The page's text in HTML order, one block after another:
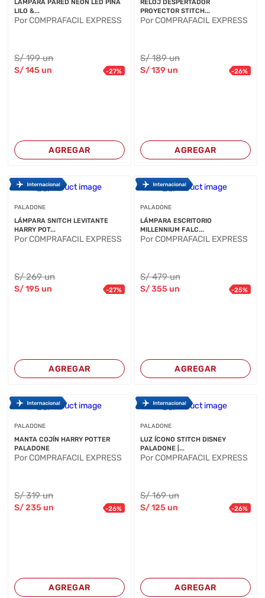
LÁMPARA PARED NEÓN LED PIÑA
LILO &...
Por COMPRAFACIL EXPRESS
S/199 un
S/145 un -27%
AGREGAR
RELOJ DESPERTADOR
PROYECTOR STITCH...
Por COMPRAFACIL EXPRESS
S/189 un
S/139 un -26%
AGREGAR
PALADONE
LÁMPARA SNITCH LEVITANTE
HARRY POT...
Por COMPRAFACIL EXPRESS
S/269 un
S/195 un -27%
AGREGAR
PALADONE
LÁMPARA ESCRITORIO
MILLENNIUM FALC...
Por COMPRAFACIL EXPRESS
S/479 un
S/355 un -25%
AGREGAR
PALADONE
MANTA COJÍN HARRY POTTER
PALADONE
Por COMPRAFACIL EXPRESS
S/319 un
S/235 un -26%
AGREGAR
PALADONE
LUZ ÍCONO STITCH DISNEY
PALADONE |...
Por COMPRAFACIL EXPRESS
S/169 un
S/125 un -26%
AGREGAR